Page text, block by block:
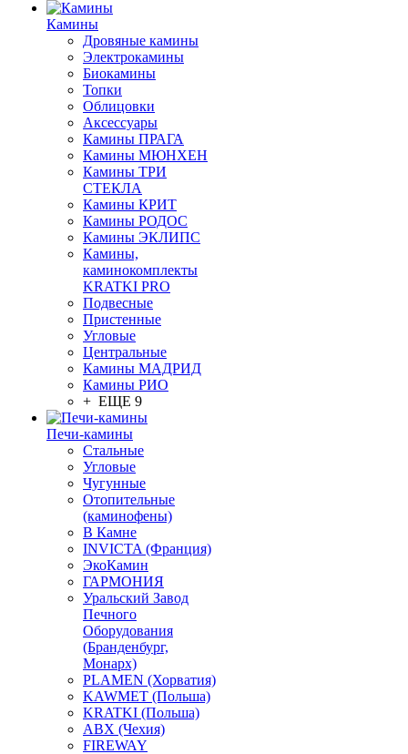
Камины
Дровяные камины
Электрокамины
Биокамины
Топки
Облицовки
Аксессуары
Камины ПРАГА
Камины МЮНХЕН
Камины ТРИ
СТЕКЛА
Камины КРИТ
Камины РОДОС
Камины ЭКЛИПС
Камины,
каминокомплекты
KRATKI PRO
Подвесные
Пристенные
Угловые
Центральные
Камины МАДРИД
Камины РИО
+ ЕЩЕ 9
Печи-камины
Стальные
Угловые
Чугунные
Отопительные
(каминофены)
В Камне
INVICTA (Франция)
ЭкоКамин
ГАРМОНИЯ
Уральский Завод
Печного
Оборудования
(Бранденбург,
Монарх)
PLAMEN (Хорватия)
KAWMET (Польша)
KRATKI (Польша)
ABX (Чехия)
FIREWAY